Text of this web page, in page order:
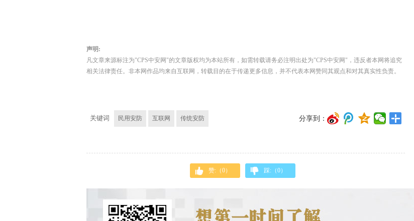
声明:
凡文章来源标注为"CPS中安网"的文章版权均为本站所有，如需转载请务必注明出处为"CPS中安网"，违反者本网将追究
相关法律责任。非本网作品均来自互联网，转载目的在于传递更多信息，并不代表本网赞同其观点和对其真实性负责。
关键词 民用安防 互联网 传统安防 分享到：
赞:（0） 踩:（0）